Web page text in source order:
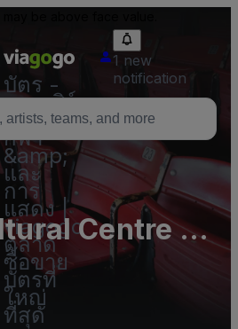
บัตร -
คอนเสิร์ต
บัตร
กีฬา
&amp;
และ
การ
แสดง |
viagogo
ตลาด
ซื้อขาย
บัตรที่
ใหญ่
ที่สุด
1 new
notification
Centre -